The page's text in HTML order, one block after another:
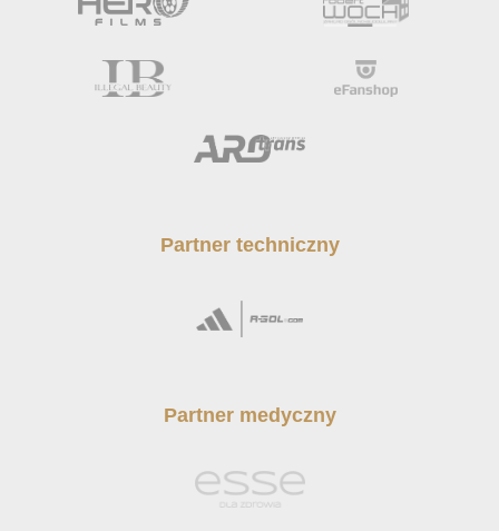
Partner techniczny
Partner medyczny